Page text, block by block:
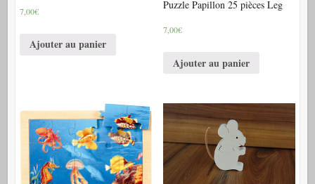
7,00€
Ajouter au panier
Puzzle Papillon 25 pièces Leg
7,00€
Ajouter au panier